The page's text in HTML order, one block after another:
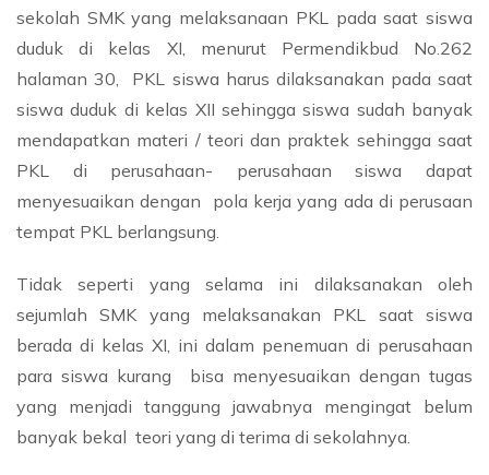
sekolah SMK yang melaksanaan PKL pada saat siswa
duduk di kelas XI, menurut Permendikbud No.262
halaman 30, PKL siswa harus dilaksanakan pada saat
siswa duduk di kelas XII sehingga siswa sudah banyak
mendapatkan materi / teori dan praktek sehingga saat
PKL di perusahaan- perusahaan siswa dapat
menyesuaikan dengan pola kerja yang ada di perusaan
tempat PKL berlangsung.
Tidak seperti yang selama ini dilaksanakan oleh
sejumlah SMK yang melaksanakan PKL saat siswa
berada di kelas XI, ini dalam penemuan di perusahaan
para siswa kurang bisa menyesuaikan dengan tugas
yang menjadi tanggung jawabnya mengingat belum
banyak bekal teori yang di terima di sekolahnya.